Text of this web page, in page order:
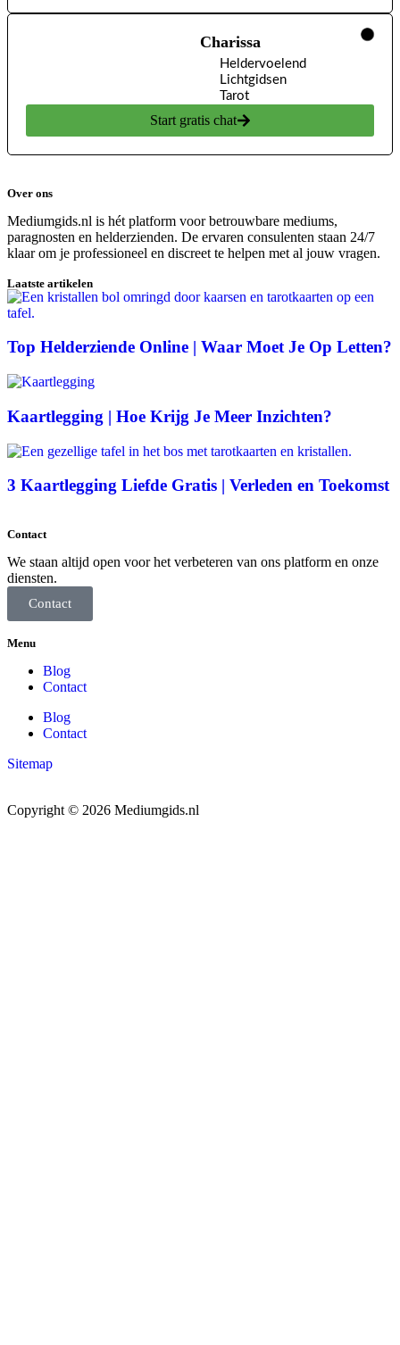
Charissa
Heldervoelend
Lichtgidsen
Tarot
Start gratis chat
Over ons
Mediumgids.nl is hét platform voor betrouwbare mediums,
paragnosten en helderzienden. De ervaren consulenten staan 24/7
klaar om je professioneel en discreet te helpen met al jouw vragen.
Laatste artikelen
Top Helderziende Online | Waar Moet Je Op Letten?
Kaartlegging | Hoe Krijg Je Meer Inzichten?
3 Kaartlegging Liefde Gratis | Verleden en Toekomst
Contact
We staan altijd open voor het verbeteren van ons platform en onze
diensten.
Contact
Menu
Blog
Contact
Blog
Contact
Sitemap
Copyright © 2026 Mediumgids.nl